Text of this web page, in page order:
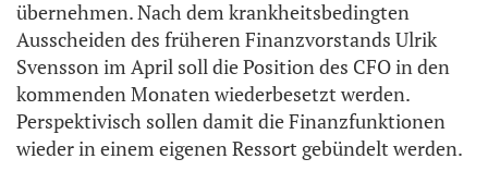
übernehmen. Nach dem krankheitsbedingten
Ausscheiden des früheren Finanzvorstands Ulrik
Svensson im April soll die Position des CFO in den
kommenden Monaten wiederbesetzt werden.
Perspektivisch sollen damit die Finanzfunktionen
wieder in einem eigenen Ressort gebündelt werden.